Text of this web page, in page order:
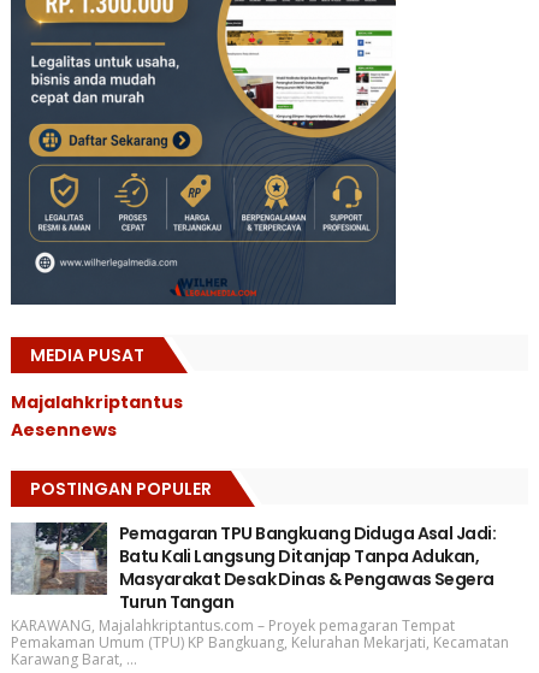
MEDIA PUSAT
Majalahkriptantus
Aesennews
POSTINGAN POPULER
Pemagaran TPU Bangkuang Diduga Asal Jadi:
Batu Kali Langsung Ditanjap Tanpa Adukan,
Masyarakat Desak Dinas & Pengawas Segera
Turun Tangan
KARAWANG, Majalahkriptantus.com – Proyek pemagaran Tempat
Pemakaman Umum (TPU) KP Bangkuang, Kelurahan Mekarjati, Kecamatan
Karawang Barat, ...